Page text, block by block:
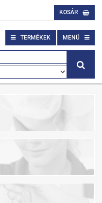
KOSÁR
TERMÉKEK MENÜ